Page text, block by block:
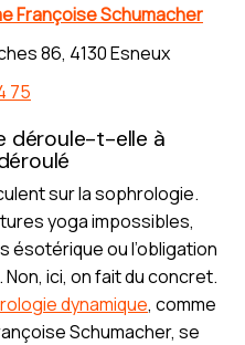
Françoise Schumacher
86, 4130 Esneux
75
déroule-t-elle à
sur la sophrologie.
yoga impossibles,
ésotérique ou l’obligation
ici, on fait du concret.
dynamique, comme
Schumacher, se